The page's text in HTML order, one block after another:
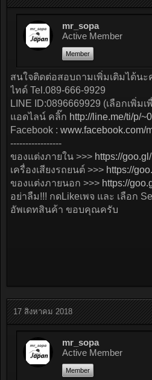
mr_sopa
Active Member
Member
สนใจติดต่อสอบถามเพิ่มเติมได้นะ
ไทด์ Tel.089-666-9929
LINE ID:0896669929 (เลือกเพิ่ม
แอดไลน์ คลิ๊ก http://line.me/ti/p/
Facebook : www.facebook.com/
-----------------
ของแต่งภายใน >>> https://
เครื่องเสียงรถยนต์ >>> https://
ของแต่งภายนอก >>> https://
อย่าลืม!!! กดLikeเพจ และ เลือก
อัพเดทสินค้า ขอบคุณครับ
17 สิงหาคม 2018
mr_sopa
Active Member
Member